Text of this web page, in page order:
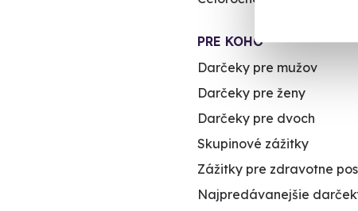
PRE KOHO
Darčeky pre mužov
Darčeky pre ženy
Darčeky pre dvoch
Skupinové zážitky
Zážitky pre zdravotne
Najpredávanejšie